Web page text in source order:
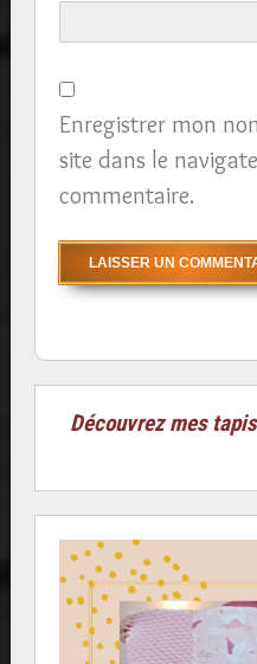
Enregistrer mon
site dans le
commentaire.
Découvrez mes